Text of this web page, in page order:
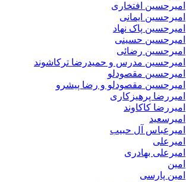
افتخاری
ایمانی
پاک نهاد
حسینی
رضائی
مدرس و حمیدرضا ترکاشوند
مقصودلو
مقصودلو و رضا پیشرو
آل حبیب